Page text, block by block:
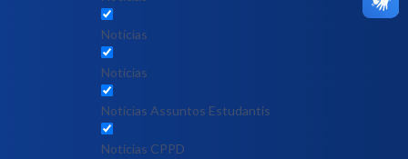
Notícias
Notícias
Notícias Assuntos Estudantis
Notícias CPPD